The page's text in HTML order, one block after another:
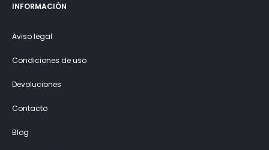
INFORMACIÓN
Aviso legal
Condiciones de uso
Devoluciones
Contacto
Blog